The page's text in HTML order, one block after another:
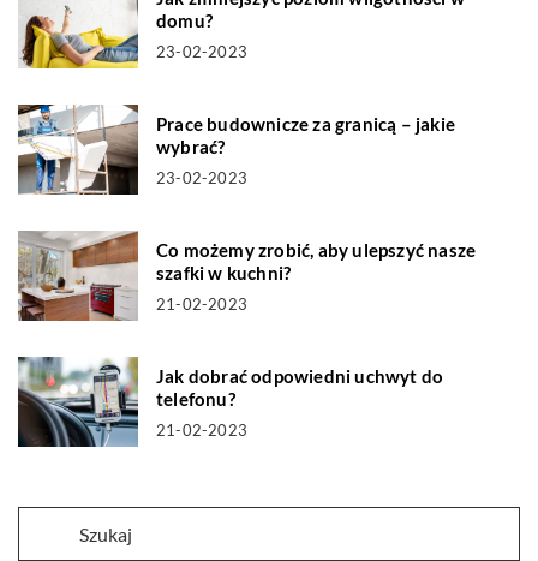
domu?
23-02-2023
Prace budownicze za granicą – jakie
wybrać?
23-02-2023
Co możemy zrobić, aby ulepszyć nasze
szafki w kuchni?
21-02-2023
Jak dobrać odpowiedni uchwyt do
telefonu?
21-02-2023